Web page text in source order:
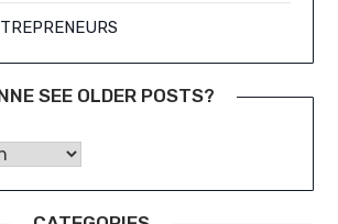
SEE OLDER POSTS?
Posts?